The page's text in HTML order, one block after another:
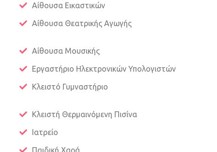
Αίθουσα Εικαστικών
Αίθουσα Θεατρικής Αγωγής
Αίθουσα Μουσικής
Εργαστήριο Ηλεκτρονικών Υπολογιστών
Κλειστό Γυμναστήριο
Κλειστή Θερμαινόμενη Πισίνα
Ιατρείο
Παιδική Χαρά